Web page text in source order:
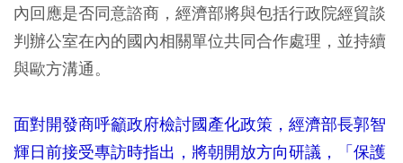
內回應是否同意諮商，經濟部將與包括行政院經貿談
判辦公室在內的國內相關單位共同合作處理，並持續
與歐方溝通。
面對開發商呼籲政府檢討國產化政策，經濟部長郭智
輝日前接受專訪時指出，將朝開放方向研議，「保護